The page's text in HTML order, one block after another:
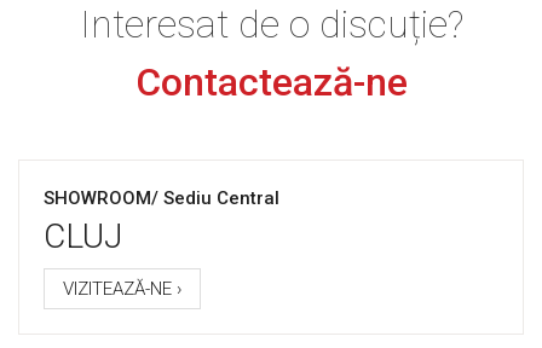
Interesat de o discuție?
Contactează-ne
SHOWROOM/ Sediu Central
CLUJ
VIZITEAZĂ-NE ›